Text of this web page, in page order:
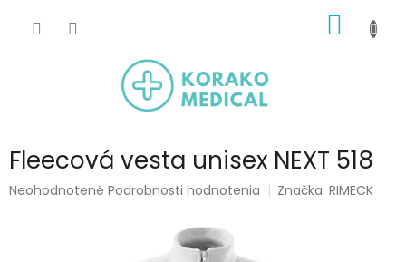
KOŠÍK
Fleecová vesta unisex NEXT 518
Priemerné
Neohodnotené Podrobnosti hodnotenia Značka:RIMECK